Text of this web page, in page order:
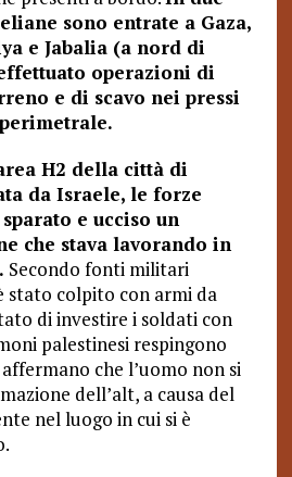
sono entrate a Gaza,
e Jabalia (a nord di
operazioni di
e di scavo nei pressi
H2 della città di
da Israele, le forze
e ucciso un
che stava lavorando in
Secondo fonti militari
stato colpito con armi da
di investire i soldati con
palestinesi respingono
che l’uomo non si
dell’alt, a causa del
nel luogo in cui si è